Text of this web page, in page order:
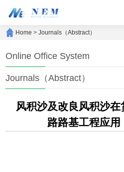
Home >Journals（Abstract）
Online Office System
Journals（Abstract）
风积沙及改良风积沙在
路路基工程应用